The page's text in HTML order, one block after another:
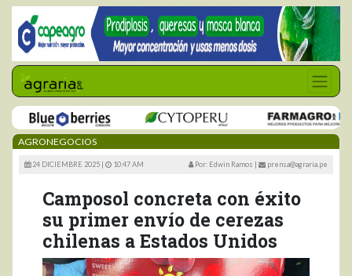
AGRONEGOCIOS
24 DICIEMBRE 2025 | 10:47 AM Por: Edwin Ramos | prensa@agraria.pe
Camposol concreta con éxito
su primer envío de cerezas
chilenas a Estados Unidos